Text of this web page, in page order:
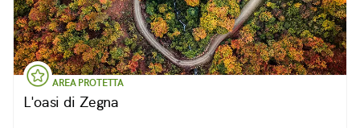
AREA PROTETTA
L'oasi di Zegna